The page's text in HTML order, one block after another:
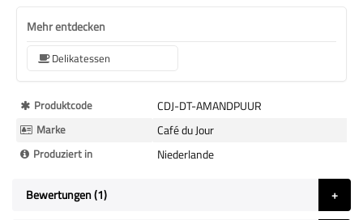
Mehr entdecken
Delikatessen
Mehr
Informationen
Produktcode CDJ-DT-AMANDPUUR
Marke Café du Jour
Produziert in Niederlande
Bewertungen 1